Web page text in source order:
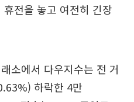
전을 놓고 여전히 긴장
소에서 다우지수는 전 거
하락한 4만